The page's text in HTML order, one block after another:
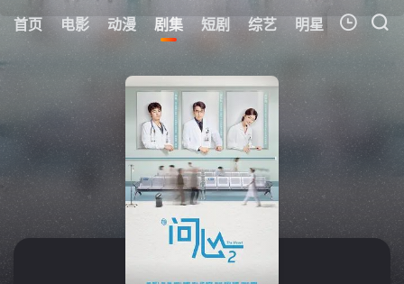
首页 电影 动漫 剧集 短剧 综艺 明星 周表
暂无观看影片的记录